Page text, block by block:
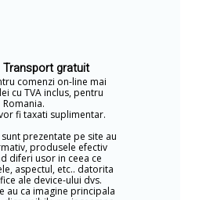
Transport gratuit
comenzi on-line mai
cu TVA inclus, pentru
Romania.
fi taxati suplimentar.
prezentate pe site au
produsele efectiv
diferi usor in ceea ce
aspectul, etc.. datorita
ale device-ului dvs.
au ca imagine principala